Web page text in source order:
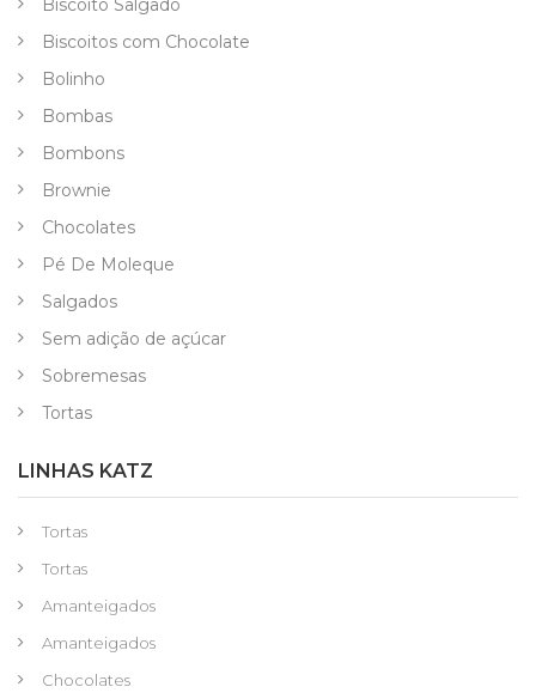
Biscoito Salgado
Biscoitos com Chocolate
Bolinho
Bombas
Bombons
Brownie
Chocolates
Pé De Moleque
Salgados
Sem adição de açúcar
Sobremesas
Tortas
LINHAS KATZ
Tortas
Tortas
Amanteigados
Amanteigados
Chocolates